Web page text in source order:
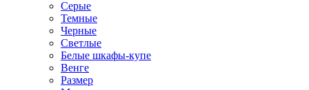
Серые
Темные
Черные
Светлые
Белые шкафы-купе
Венге
Размер